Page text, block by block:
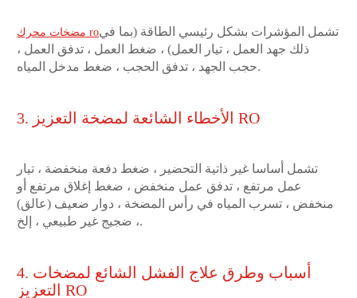
مضخات محرك roتشمل المؤشرات بشكل رئيسي الطاقة (بما في
ذلك جهد العمل ، تيار العمل) ، ضغط العمل ، تدفق العمل ،
حجب الجهد ، تدفق الحجب ، ضغط مدخل المياه.
3. الأخطاء الشائعة لمضخة التعزيز RO
تشمل أساسا غير ذاتية التحضير ، ضغط دفعة منخفضة ، تيار
عمل مرتفع ، تدفق عمل منخفض ، ضغط إغلاق مرتفع أو
منخفض ، تسرب المياه في رأس المضخة ، دوار ضعيف (عالق)
، ضجيج غير طبيعي ، إلخ.
4. أسباب وطرق علاج الفشل الشائع لمضخات
التعزيز RO